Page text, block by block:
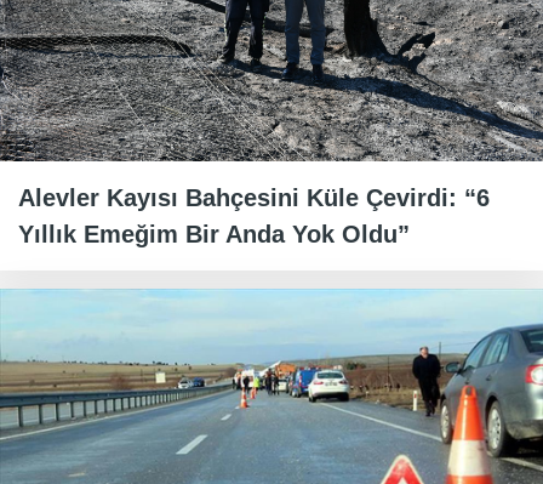
Alevler Kayısı Bahçesini Küle Çevirdi: “6
Yıllık Emeğim Bir Anda Yok Oldu”